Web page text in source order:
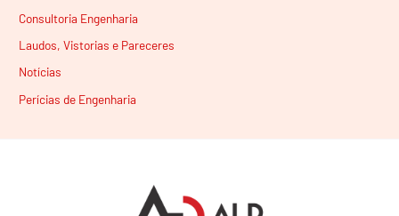
Consultoria Engenharia
Laudos, Vistorias e Pareceres
Notícias
Perícias de Engenharia